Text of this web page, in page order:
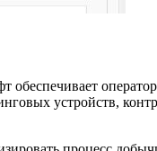
обеспечивает
устройств,